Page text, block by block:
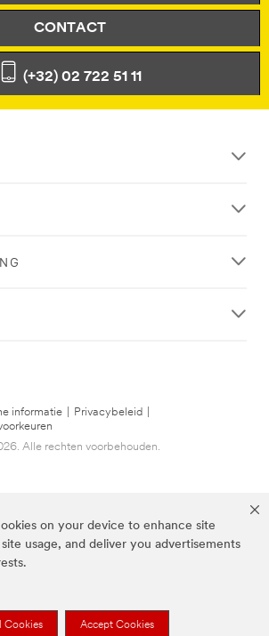
on your device to enhance site
usage, and deliver you advertisements
Cookies Accept Cookies
CONTACT
(+32) 02 722 51 11
informatie Privacybeleid
Alle rechten voorbehouden.
Canary Yellow™ zijn handelsmerken van 3M.